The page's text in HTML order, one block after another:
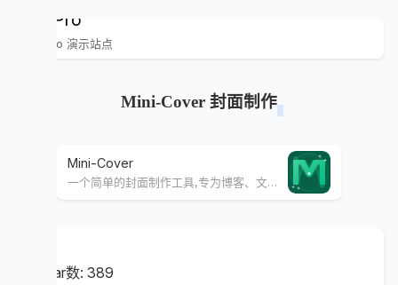
PixPro
PixPro 演示站点
Mini-Cover 封面制作
Mini-Cover
一个简单的封面制作工具,专为博客、文章设计
⭐ Star数: 389